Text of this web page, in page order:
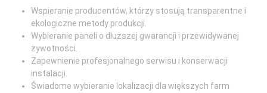
Wspieranie producentów, którzy stosują transparentne i
ekologiczne metody produkcji.
Wybieranie paneli o dłuższej gwarancji i przewidywanej
żywotności.
Zapewnienie profesjonalnego serwisu i konserwacji
instalacji.
Świadome wybieranie lokalizacji dla większych farm